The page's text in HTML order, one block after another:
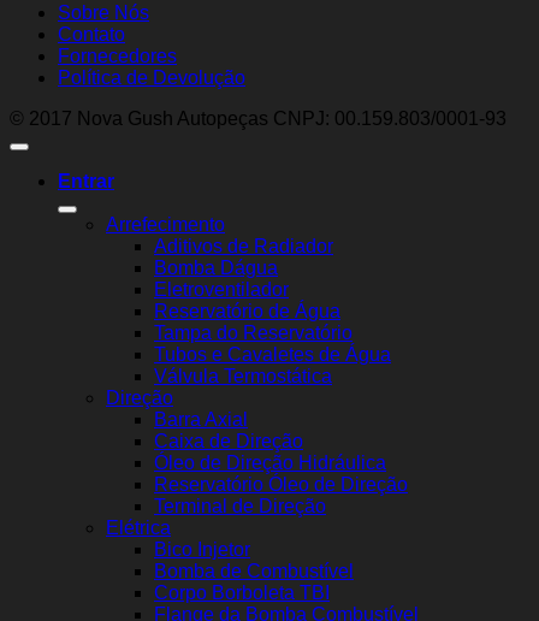
Sobre Nós
Contato
Fornecedores
Política de Devolução
© 2017 Nova Gush Autopeças CNPJ: 00.159.803/0001-93
Entrar
Arrefecimento
Aditivos de Radiador
Bomba Dágua
Eletroventilador
Reservatório de Água
Tampa do Reservatório
Tubos e Cavaletes de Água
Válvula Termostática
Direção
Barra Axial
Caixa de Direção
Óleo de Direção Hidráulica
Reservatório Óleo de Direção
Terminal de Direção
Elétrica
Bico Injetor
Bomba de Combustível
Corpo Borboleta TBI
Flange da Bomba Combustível